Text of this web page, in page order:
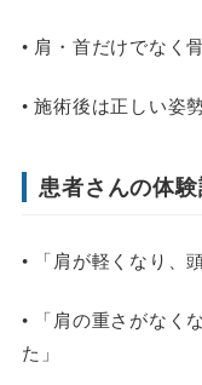
• 肩・首だけでなく
• 施術後は正しい姿
患者さんの体
• 「肩が軽くなり、
• 「肩の重さがなく
た」